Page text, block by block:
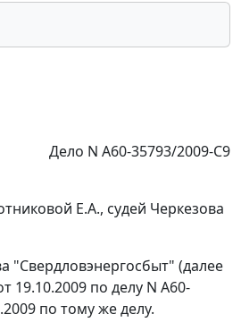
Дело N А60-35793/2009-С9
Е.А., судей Черкезова
"Свердловэнергосбыт" (далее
19.10.2009 по делу N А60-
по тому же делу.